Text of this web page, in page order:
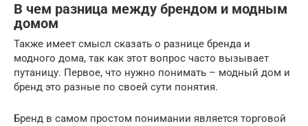
В чем разница между брендом и модным
домом
Также имеет смысл сказать о разнице бренда и
модного дома, так как этот вопрос часто вызывает
путаницу. Первое, что нужно понимать – модный дом и
бренд это разные по своей сути понятия.
Бренд в самом простом понимании является торговой